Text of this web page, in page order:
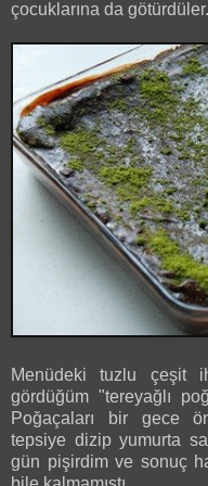
çocuklarına da götürdüler.
Menüdeki tuzlu çeşit
gördüğüm "tereyağlı
Poğaçaları bir gece
tepsiye dizip yumurta
gün pişirdim ve sonuç